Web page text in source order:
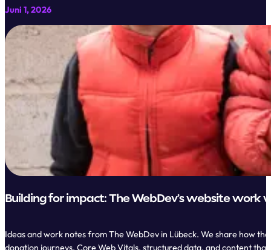
Juni 1, 2026
Building for impact: The WebDev’s website work
Ideas and work notes from The WebDev in Lübeck. We share how
donation journeys, Core Web Vitals, structured data, and content